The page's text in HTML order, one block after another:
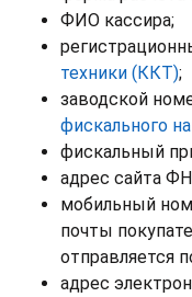
ФИО кассира;
техники (ККТ);
заводской
фискального
фискальный
адрес сайта
мобильный
почты
отправляется
адрес